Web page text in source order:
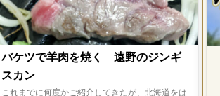
バケツで羊肉を焼く 遠野のジンギ
スカン
これまでに何度かご紹介してきたが、北海道をは